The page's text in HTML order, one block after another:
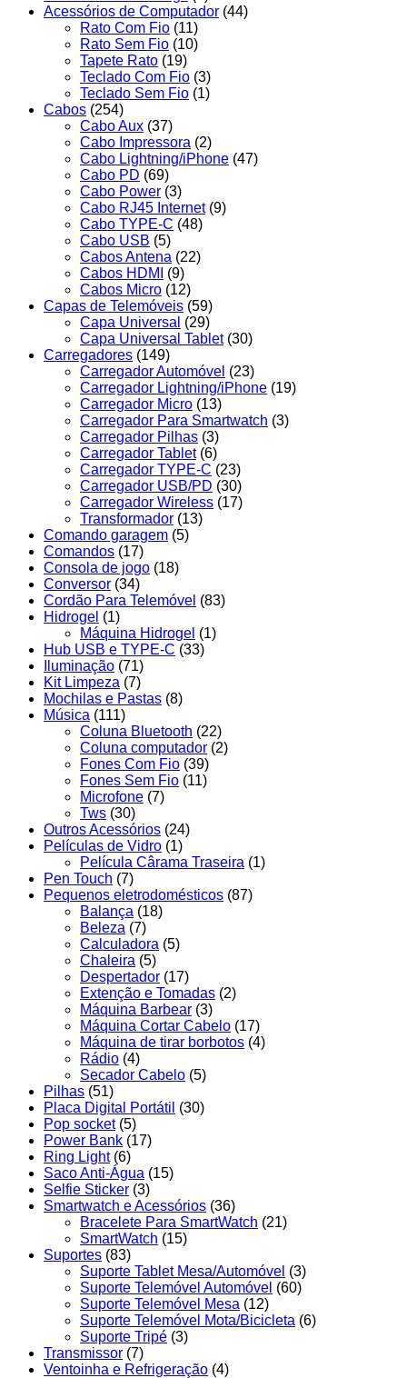
Acessórios de Computador (44)
Rato Com Fio (11)
Rato Sem Fio (10)
Tapete Rato (19)
Teclado Com Fio (3)
Teclado Sem Fio (1)
Cabos (254)
Cabo Aux (37)
Cabo Impressora (2)
Cabo Lightning/iPhone (47)
Cabo PD (69)
Cabo Power (3)
Cabo RJ45 Internet (9)
Cabo TYPE-C (48)
Cabo USB (5)
Cabos Antena (22)
Cabos HDMI
(9)
Cabos Micro (12)
Capas de Telemóveis (59)
Capa Universal (29)
Capa Universal Tablet (30)
Carregadores (149)
Carregador Automóvel (23)
Carregador Lightning/iPhone (19)
Carregador Micro (13)
Carregador Para Smartwatch (3)
Carregador Pilhas (3)
Carregador Tablet (6)
Carregador TYPE-C (23)
Carregador USB/PD (30)
Carregador Wireless (17)
Transformador (13)
Comando garagem (5)
Comandos (17)
Consola de jogo (18)
Conversor (34)
Cordão Para Telemóvel (83)
Hidrogel (1)
Máquina Hidrogel (1)
Hub USB e TYPE-C (33)
Iluminação (71)
Kit Limpeza (7)
Mochilas e Pastas (8)
Música (111)
Coluna Bluetooth (22)
Coluna computador (2)
Fones Com Fio (39)
Fones Sem Fio (11)
Microfone (7)
Tws (30)
Outros Acessórios (24)
Películas de Vidro (1)
Película Cârama Traseira (1)
Pen Touch (7)
Pequenos eletrodomésticos (87)
Balança (18)
Beleza (7)
Calculadora (5)
Chaleira (5)
Despertador (17)
Extenção e Tomadas (2)
Máquina Barbear (3)
Máquina Cortar Cabelo (17)
Máquina de tirar borbotos (4)
Rádio (4)
Secador Cabelo (5)
Pilhas (51)
Placa Digital Portátil (30)
Pop socket (5)
Power Bank (17)
Ring Light (6)
Saco Anti-Água (15)
Selfie Sticker (3)
Smartwatch e Acessórios (36)
Bracelete Para SmartWatch (21)
SmartWatch (15)
Suportes (83)
Suporte Tablet Mesa/Automóvel (3)
Suporte Telemóvel Automóvel (60)
Suporte Telemóvel Mesa (12)
Suporte Telemóvel Mota/Bicicleta (6)
Suporte Tripé (3)
Transmissor (7)
Ventoinha e Refrigeração (4)